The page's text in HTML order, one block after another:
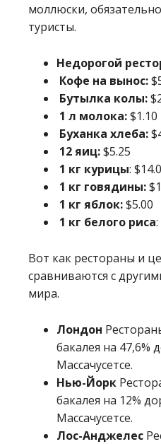
моллюски,
туристы.
Недорогой
Кофе на вынос:
Бутылка колы:
1 л молока:$1.10
Буханка хлеба:
12 яиц:$5.25
1 кг курицы:
1 кг говядины:
1 кг яблок:$5.00
1 кг белого риса
Вот как рестораны и
сравниваются с
мира.
Лондон
бакалея на 47,6%
Массачусетсе.
Нью-Йорк
бакалея на 12%
Массачусетсе.
Лос-Анджелес